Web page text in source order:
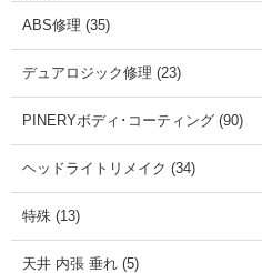
ABS修理 (35)
デュアロジック修理 (23)
PINERYボディ･コーティング (90)
ヘッドライトリメイク (34)
特殊 (13)
天井 内張 垂れ (5)